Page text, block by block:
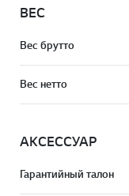
ВЕС
Вес брутто
Вес нетто
АКСЕССУАР
Гарантийный талон